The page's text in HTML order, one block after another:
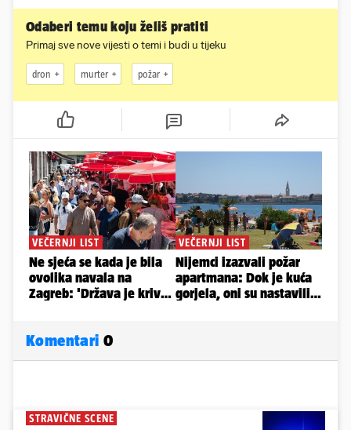
Odaberi temu koju želiš pratiti
Primaj sve nove vijesti o temi i budi u tijeku
dron murter požar
Komentari 0
STRAVIČNE SCENE